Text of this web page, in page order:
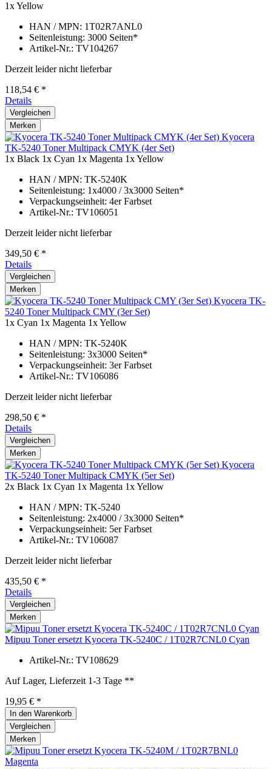
1x Yellow
HAN / MPN: 1T02R7ANL0
Seitenleistung: 3000 Seiten*
Artikel-Nr.: TV104267
Derzeit leider nicht lieferbar
118,54 € *
Details
Vergleichen
Merken
Kyocera
TK-5240 Toner Multipack CMYK (4er Set)
1x Black 1x Cyan 1x Magenta 1x Yellow
HAN / MPN: TK-5240K
Seitenleistung: 1x4000 / 3x3000 Seiten*
Verpackungseinheit: 4er Farbset
Artikel-Nr.: TV106051
Derzeit leider nicht lieferbar
349,50 € *
Details
Vergleichen
Merken
Kyocera TK-
5240 Toner Multipack CMY (3er Set)
1x Cyan 1x Magenta 1x Yellow
HAN / MPN: TK-5240K
Seitenleistung: 3x3000 Seiten*
Verpackungseinheit: 3er Farbset
Artikel-Nr.: TV106086
Derzeit leider nicht lieferbar
298,50 € *
Details
Vergleichen
Merken
Kyocera
TK-5240 Toner Multipack CMYK (5er Set)
2x Black 1x Cyan 1x Magenta 1x Yellow
HAN / MPN: TK-5240
Seitenleistung: 2x4000 / 3x3000 Seiten*
Verpackungseinheit: 5er Farbset
Artikel-Nr.: TV106087
Derzeit leider nicht lieferbar
435,50 € *
Details
Vergleichen
Merken
Mipuu Toner ersetzt Kyocera TK-5240C / 1T02R7CNL0 Cyan
Artikel-Nr.: TV108629
Auf Lager, Lieferzeit 1-3 Tage **
19,95 € *
In den Warenkorb
Vergleichen
Merken